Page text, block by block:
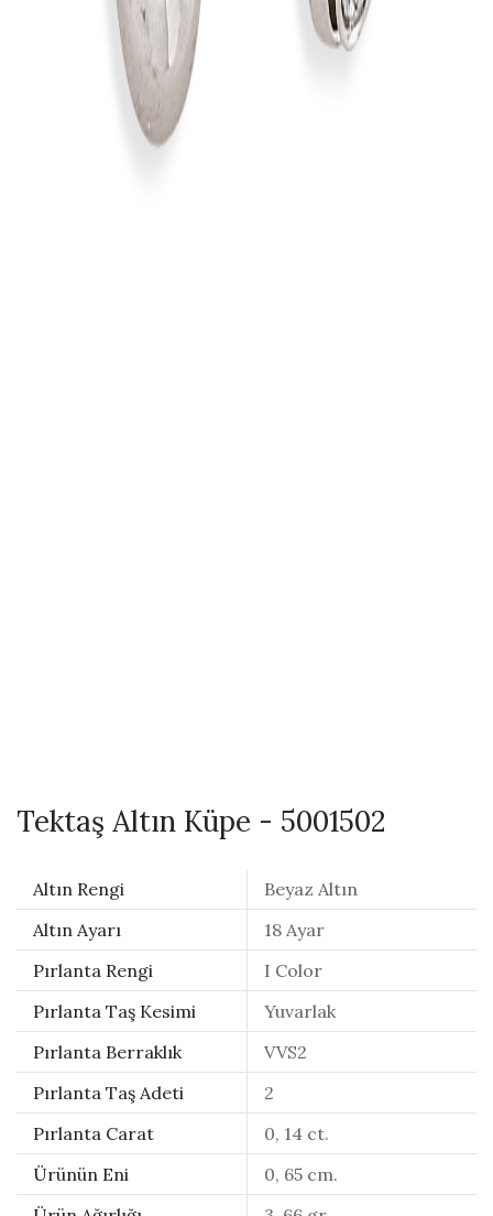
Tektaş Altın Küpe - 5001502
Altın Rengi
Beyaz Altın
Altın Ayarı
18 Ayar
Pırlanta Rengi
I Color
Pırlanta Taş Kesimi
Yuvarlak
Pırlanta Berraklık
VVS2
Pırlanta Taş Adeti
2
Pırlanta Carat
0, 14 ct.
Ürünün Eni
0, 65 cm.